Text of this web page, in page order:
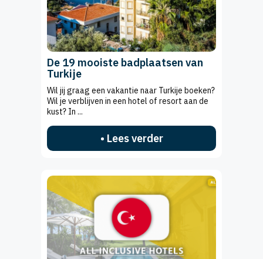
De 19 mooiste badplaatsen van
Turkije
Wil jij graag een vakantie naar Turkije boeken?
Wil je verblijven in een hotel of resort aan de
kust? In ...
• Lees verder